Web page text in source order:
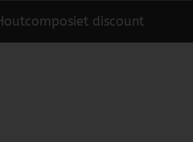
discount